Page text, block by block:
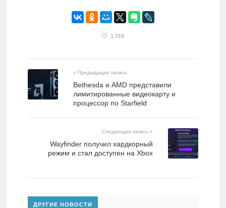
1.31K
« Предыдущая запись
Bethesda и AMD представили
лимитированные видеокарту и
процессор по Starfield
Следующая запись »
Wayfinder получил хардкорный
режим и стал доступен на Xbox
ДРУГИЕ НОВОСТИ